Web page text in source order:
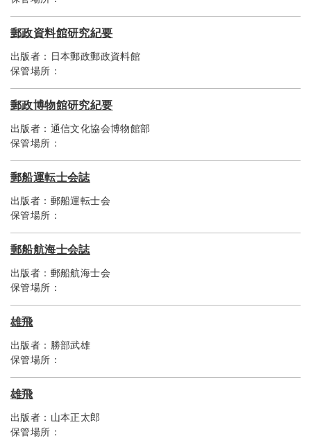
郵政資料館研究紀要
出版者： 日本郵政郵政資料館
保管場所：
郵政博物館研究紀要
出版者： 通信文化協会博物館部
保管場所：
郵船運転士会誌
出版者： 郵船運転士会
保管場所：
郵船航海士会誌
出版者： 郵船航海士会
保管場所：
雄飛
出版者： 勝部武雄
保管場所：
雄飛
出版者： 山本正太郎
保管場所：